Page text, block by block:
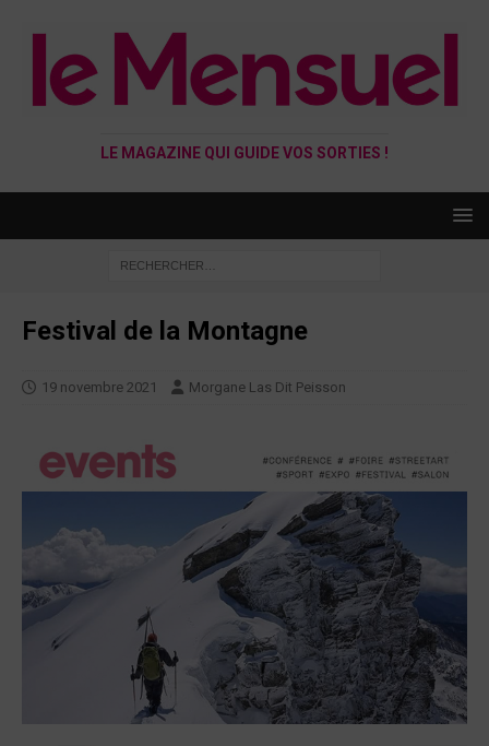
LE MAGAZINE QUI GUIDE VOS SORTIES !
Festival de la Montagne
19 novembre 2021 Morgane Las Dit Peisson